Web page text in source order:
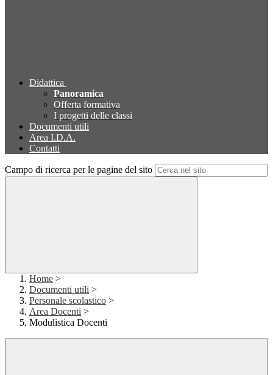
Didattica
Panoramica
Offerta formativa
I progetti delle classi
Documenti utili
Area I.D.A.
Contatti
Campo di ricerca per le pagine del sito
Home >
Documenti utili >
Personale scolastico >
Area Docenti >
Modulistica Docenti